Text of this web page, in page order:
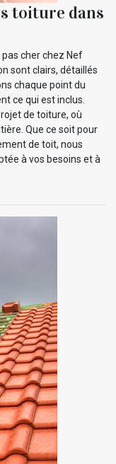
toiture dans
cher chez Nef
sont clairs, détaillés
chaque point du
ce qui est inclus.
de toiture, où
Que ce soit pour
de toit, nous
à vos besoins et à